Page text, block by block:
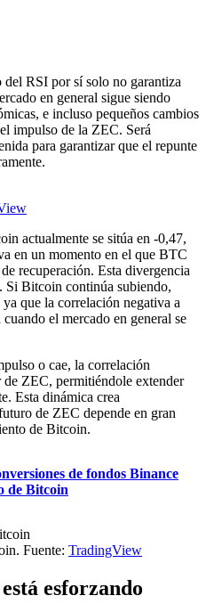
del RSI por sí solo no garantiza
en general sigue siendo
e incluso pequeños cambios
impulso de la ZEC. Será
para garantizar que el repunte
actualmente se sitúa en -0,47,
en un momento en el que BTC
recuperación. Esta divergencia
Si Bitcoin continúa subiendo,
que la correlación negativa a
el mercado en general se
o cae, la correlación
ZEC, permitiéndole extender
Esta dinámica crea
de ZEC depende en gran
de Bitcoin.
de fondos Binance
de Bitcoin
Fuente: TradingView
esforzando